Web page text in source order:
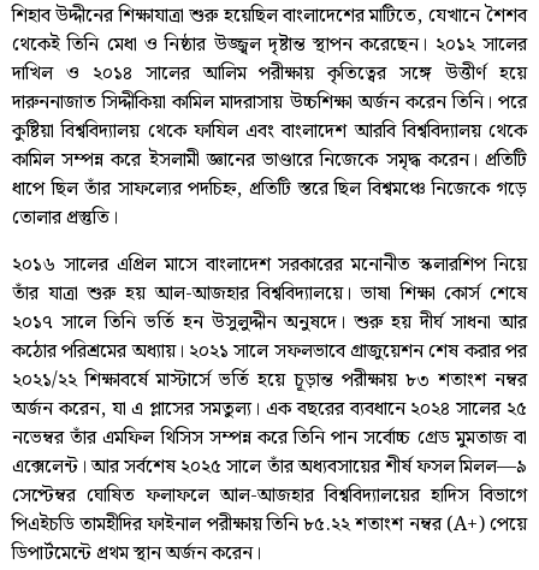
শিহাব উদ্দীনের শিক্ষাযাত্রা শুরু হয়েছিল বাংলাদেশের মাটিতে, যেখানে শৈশব
থেকেই তিনি মেধা ও নিষ্ঠার উজ্জ্বল দৃষ্টান্ত স্থাপন করেছেন। ২০১২ সালের
দাখিল ও ২০১৪ সালের আলিম পরীক্ষায় কৃতিত্বের সঙ্গে উত্তীর্ণ হয়ে
দারুননাজাত সিদ্দীকিয়া কামিল মাদরাসায় উচ্চশিক্ষা অর্জন করেন তিনি। পরে
কুষ্টিয়া বিশ্ববিদ্যালয় থেকে ফাযিল এবং বাংলাদেশ আরবি বিশ্ববিদ্যালয় থেকে
কামিল সম্পন্ন করে ইসলামী জ্ঞানের ভাণ্ডারে নিজেকে সমৃদ্ধ করেন। প্রতিটি
ধাপে ছিল তাঁর সাফল্যের পদচিহ্ন, প্রতিটি স্তরে ছিল বিশ্বমঞ্চে নিজেকে গড়ে
তোলার প্রস্তুতি।
২০১৬ সালের এপ্রিল মাসে বাংলাদেশ সরকারের মনোনীত স্কলারশিপ নিয়ে
তাঁর যাত্রা শুরু হয় আল-আজহার বিশ্ববিদ্যালয়ে। ভাষা শিক্ষা কোর্স শেষে
২০১৭ সালে তিনি ভর্তি হন উসুলুদ্দীন অনুষদে। শুরু হয় দীর্ঘ সাধনা আর
কঠোর পরিশ্রমের অধ্যায়। ২০২১ সালে সফলভাবে গ্রাজুয়েশন শেষ করার পর
২০২১/২২ শিক্ষাবর্ষে মাস্টার্সে ভর্তি হয়ে চূড়ান্ত পরীক্ষায় ৮৩ শতাংশ নম্বর
অর্জন করেন, যা এ প্লাসের সমতুল্য। এক বছরের ব্যবধানে ২০২৪ সালের ২৫
নভেম্বর তাঁর এমফিল থিসিস সম্পন্ন করে তিনি পান সর্বোচ্চ গ্রেড মুমতাজ বা
এক্সেলেন্ট। আর সর্বশেষ ২০২৫ সালে তাঁর অধ্যবসায়ের শীর্ষ ফসল মিলল—৯
সেপ্টেম্বর ঘোষিত ফলাফলে আল-আজহার বিশ্ববিদ্যালয়ের হাদিস বিভাগে
পিএইচডি তামহীদির ফাইনাল পরীক্ষায় তিনি ৮৫.২২ শতাংশ নম্বর (A+) পেয়ে
ডিপার্টমেন্টে প্রথম স্থান অর্জন করেন।